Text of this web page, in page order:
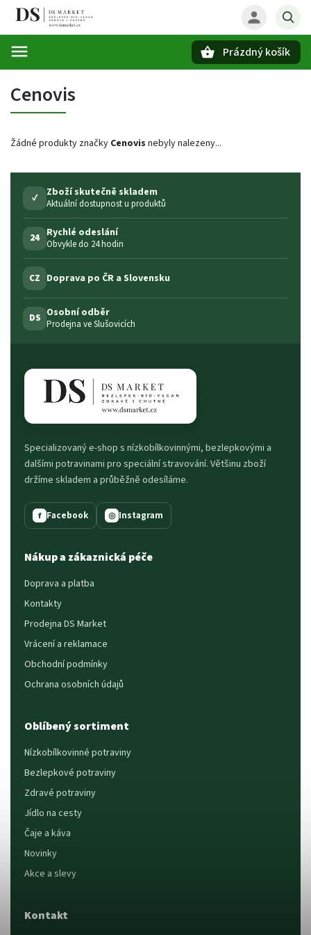
Prázdný košík
Cenovis
Žádné produkty značky Cenovis nebyly nalezeny...
✓ Zboží skutečně skladem
Aktuální dostupnost u produktů
24 Rychlé odeslání
Obvykle do 24 hodin
CZ Doprava po ČR a Slovensku
DS Osobní odběr
Prodejna ve Slušovicích
Specializovaný e-shop s nízkobílkovinnými, bezlepkovými a
dalšími potravinami pro speciální stravování. Většinu zboží
držíme skladem a průběžně odesíláme.
f Facebook ◎ Instagram
Nákup a zákaznická péče
Doprava a platba
Kontakty
Prodejna DS Market
Vrácení a reklamace
Obchodní podmínky
Ochrana osobních údajů
Oblíbený sortiment
Nízkobílkovinné potraviny
Bezlepkové potraviny
Zdravé potraviny
Jídlo na cesty
Čaje a káva
Novinky
Akce a slevy
Kontakt